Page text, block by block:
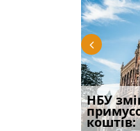
НБУ